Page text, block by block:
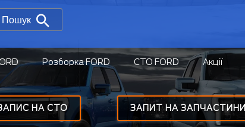
ЗАПИТ НА ЗАПЧАСТИНИ
НА СТО
Пошук
Розборка FORD СТО FORD Акції